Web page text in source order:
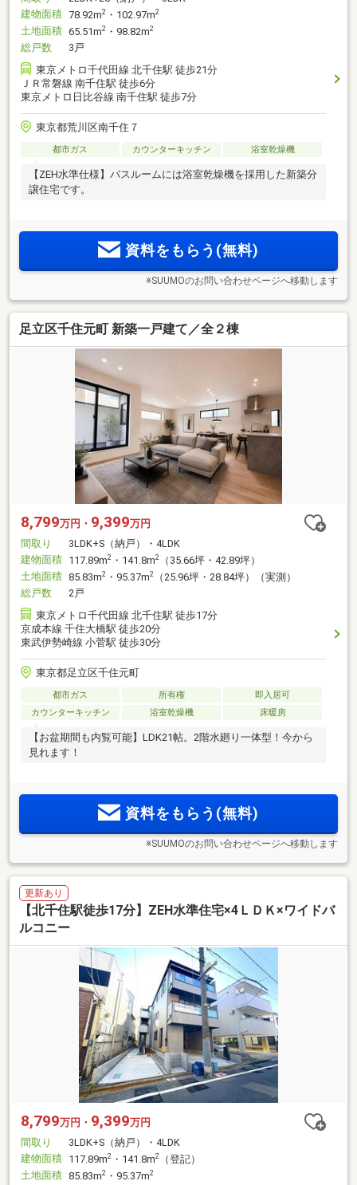
建物面積 78.92m2 ・102.97m2
土地面積 65.51m2 ・98.82m2
総戸数
3戸
東京メトロ千代田線 北千住駅 徒歩21分
ＪＲ常磐線 南千住駅 徒歩6分
東京メトロ日比谷線 南千住駅 徒歩7分
東京都荒川区南千住７
都市ガス カウンターキッチン 浴室乾燥機
【ZEH水準仕様】バスルームには浴室乾燥機を採用した新築分
譲住宅です。
資料をもらう(無料)
※SUUMOのお問い合わせページへ移動します
足立区千住元町 新築一戸建て／全２棟
8,799万円・ 9,399万円
間取り
3LDK+S（納戸）・4LDK
建物面積 117.89m2 ・141.8m2
（35.66坪・42.89坪）
土地面積 85.83m2 ・95.37m2
（25.96坪・28.84坪）（実測）
総戸数
2戸
東京メトロ千代田線 北千住駅 徒歩17分
京成本線 千住大橋駅 徒歩20分
東武伊勢崎線 小菅駅 徒歩30分
東京都足立区千住元町
都市ガス 所有権
即入居可
カウンターキッチン
浴室乾燥機 床暖房
【お盆期間も内覧可能】LDK21帖。2階水廻り一体型！今から
見れます！
資料をもらう(無料)
※SUUMOのお問い合わせページへ移動します
更新あり
【北千住駅徒歩17分】ZEH水準住宅×4ＬＤＫ×ワイドバ
ルコニー
8,799万円・ 9,399万円
間取り
3LDK+S（納戸）・4LDK
建物面積 117.89m2 ・141.8m2
（登記）
土地面積 85.83m2 ・95.37m2